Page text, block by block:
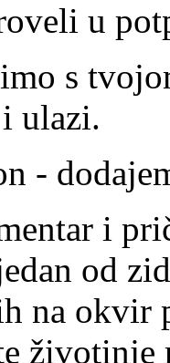
u
s
ulazi.
-
i
od
na okvir
životinje